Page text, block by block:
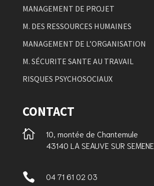
MANAGEMENT DE PROJET
M. DES RESSOURCES HUMAINES
MANAGEMENT DE L’ORGANISATION
M. SÉCURITE SANTE AU TRAVAIL
RISQUES PSYCHOSOCIAUX
CONTACT

10, montée de Chantemule
43140 LA SEAUVE SUR SEMENE
 04 71 61 02 03